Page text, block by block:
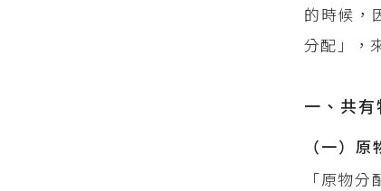
的時候，
分配」，
一、共
（一）原
「原物